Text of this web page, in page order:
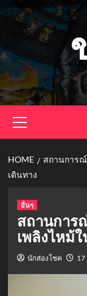
Skip
Menu
HOME
สถานการณ์
เดินทาง
อื่นๆ
สถานการ
เพลิงไหม้
นักส่องโชค 17